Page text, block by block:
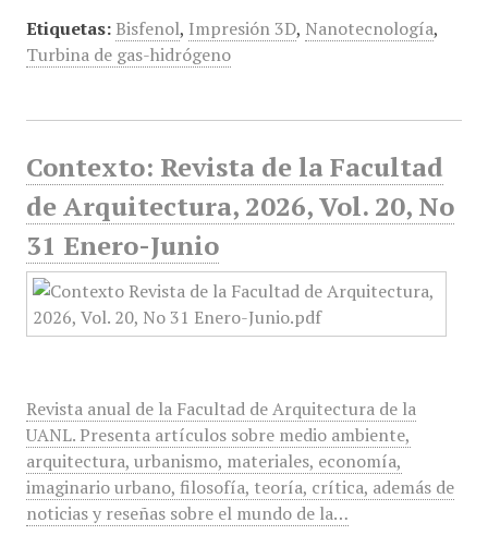
Etiquetas: Bisfenol, Impresión 3D, Nanotecnología,
Turbina de gas-hidrógeno
Contexto: Revista de la Facultad
de Arquitectura, 2026, Vol. 20, No
31 Enero-Junio
Revista anual de la Facultad de Arquitectura de la
UANL. Presenta artículos sobre medio ambiente,
arquitectura, urbanismo, materiales, economía,
imaginario urbano, filosofía, teoría, crítica, además de
noticias y reseñas sobre el mundo de la…